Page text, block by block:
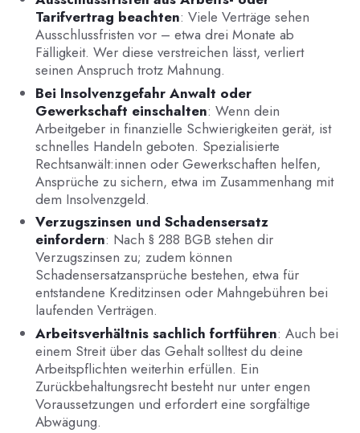
Tarifvertrag beachten: Viele Verträge sehen
Ausschlussfristen vor – etwa drei Monate ab
Fälligkeit. Wer diese verstreichen lässt, verliert
seinen Anspruch trotz Mahnung.
Bei Insolvenzgefahr Anwalt oder
Gewerkschaft einschalten: Wenn dein
Arbeitgeber in finanzielle Schwierigkeiten gerät, ist
schnelles Handeln geboten. Spezialisierte
Rechtsanwält:innen oder Gewerkschaften helfen,
Ansprüche zu sichern, etwa im Zusammenhang mit
dem Insolvenzgeld.
Verzugszinsen und Schadensersatz
einfordern: Nach § 288 BGB stehen dir
Verzugszinsen zu; zudem können
Schadensersatzansprüche bestehen, etwa für
entstandene Kreditzinsen oder Mahngebühren bei
laufenden Verträgen.
Arbeitsverhältnis sachlich fortführen: Auch bei
einem Streit über das Gehalt solltest du deine
Arbeitspflichten weiterhin erfüllen. Ein
Zurückbehaltungsrecht besteht nur unter engen
Voraussetzungen und erfordert eine sorgfältige
Abwägung.